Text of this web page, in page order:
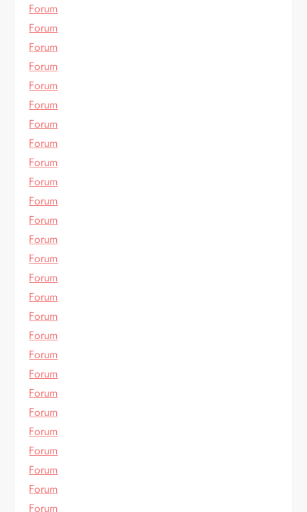
Forum
Forum
Forum
Forum
Forum
Forum
Forum
Forum
Forum
Forum
Forum
Forum
Forum
Forum
Forum
Forum
Forum
Forum
Forum
Forum
Forum
Forum
Forum
Forum
Forum
Forum
Forum